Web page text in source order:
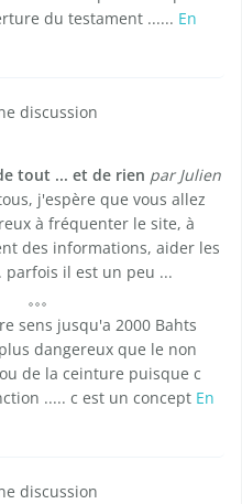
du testament ...... En
discussion
tout ... et de rien par Julien
j'espère que vous allez
à fréquenter le site, à
des informations, aider les
parfois il est un peu ...
sens jusqu'a 2000 Bahts
dangereux que le non
de la ceinture puisque c
..... c est un concept En
discussion